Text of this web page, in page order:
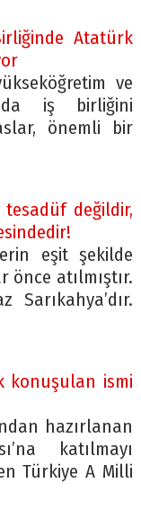
Atatürk
ve
iş birliğini
önemli bir
değildir,
eşit şekilde
önce atılmıştır.
konuşulan ismi
hazırlanan
katılmayı
Türkiye A Milli